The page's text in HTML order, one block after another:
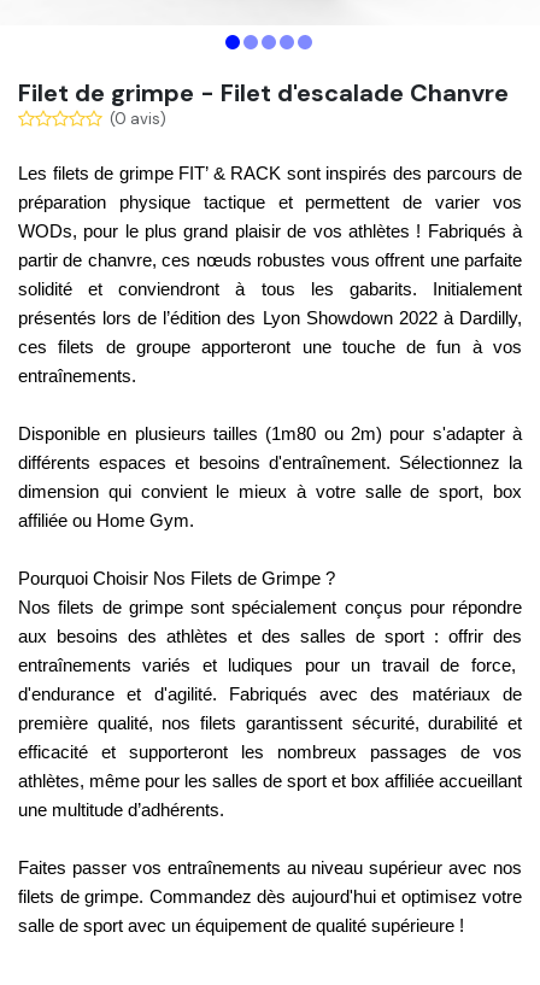
Filet de grimpe - Filet d'escalade Chanvre
(0 avis)
Les filets de grimpeFIT’ & RACK sont inspirés des parcours de
préparation physique tactiqueet permettent de varier vos
WODs, pour le plus grand plaisir de vos athlètes ! Fabriqués à
partir de chanvre, ces nœuds robustes vous offrent une parfaite
soliditéet conviendront à tous les gabarits. Initialement
présentés lors de l’édition des Lyon Showdown 2022à Dardilly,
ces filets de groupe apporteront une touche de fun à vos
entraînements.
Disponible en plusieurs tailles (1m80 ou 2m) pour s'adapter à
différents espaces et besoins d'entraînement. Sélectionnez la
dimension qui convient le mieux à votre salle de sport, box
affiliée ou Home Gym.
Pourquoi Choisir Nos Filets de Grimpe ?
Nos filets de grimpe sont spécialement conçus pour répondre
aux besoins des athlètes et des salles de sport : offrir des
entraînements variés et ludiques pour un travail de force,
d'endurance et d'agilité. Fabriqués avec des matériaux de
première qualité, nos filets garantissent sécurité, durabilité et
efficacité et supporteront les nombreux passages de vos
athlètes, même pour les salles de sport et box affiliée accueillant
une multitude d’adhérents.
Faites passer vos entraînements au niveau supérieur avec nos
filets de grimpe. Commandez dès aujourd'hui et optimisez votre
salle de sport avec un équipement de qualité supérieure !